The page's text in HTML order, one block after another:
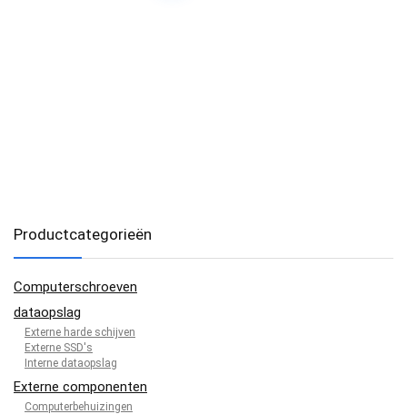
Productcategorieën
Computerschroeven
dataopslag
Externe harde schijven
Externe SSD's
Interne dataopslag
Externe componenten
Computerbehuizingen